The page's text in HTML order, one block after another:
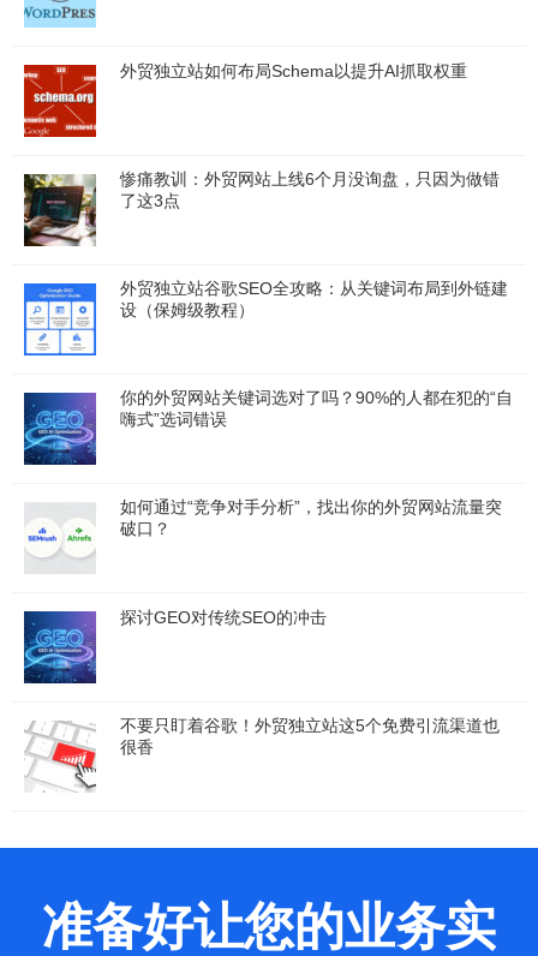
外贸独立站如何布局Schema以提升AI抓取权重
惨痛教训：外贸网站上线6个月没询盘，只因为做错
了这3点
外贸独立站谷歌SEO全攻略：从关键词布局到外链建
设（保姆级教程）
你的外贸网站关键词选对了吗？90%的人都在犯的“自
嗨式”选词错误
如何通过“竞争对手分析”，找出你的外贸网站流量突
破口？
探讨GEO对传统SEO的冲击
不要只盯着谷歌！外贸独立站这5个免费引流渠道也
很香
准备好让您的业务实